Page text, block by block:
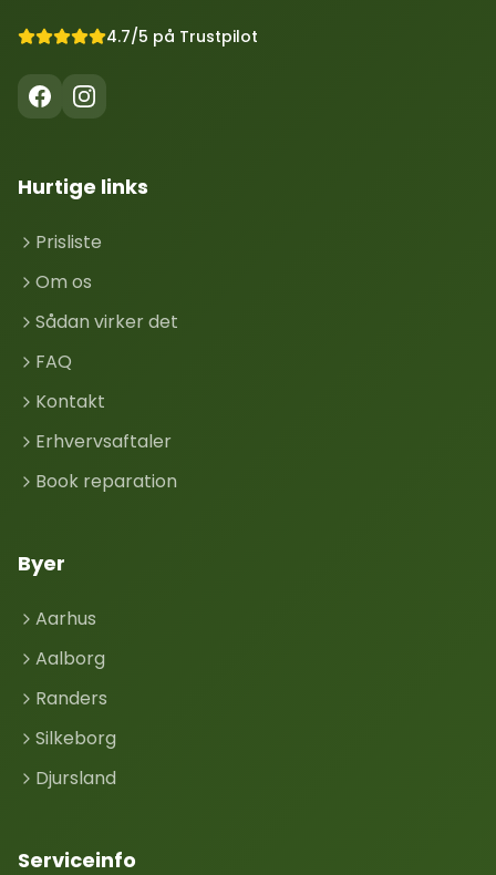
4.7/5 på Trustpilot
Hurtige links
Prisliste
Om os
Sådan virker det
FAQ
Kontakt
Erhvervsaftaler
Book reparation
Byer
Aarhus
Aalborg
Randers
Silkeborg
Djursland
Serviceinfo